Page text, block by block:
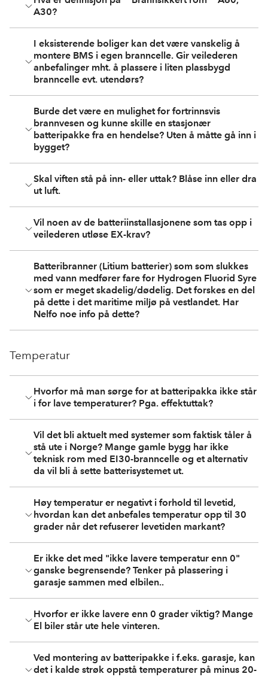
A30?
I eksisterende boliger kan det være vanskelig å
montere BMS i egen branncelle. Gir veilederen
anbefalinger mht. å plassere i liten plassbygd
branncelle evt. utendørs?
Burde det være en mulighet for fortrinnsvis
brannvesen og kunne skille en stasjonær
batteripakke fra en hendelse? Uten å måtte gå inn i
bygget?
Skal viften stå på inn- eller uttak? Blåse inn eller dra
ut luft.
Vil noen av de batteriinstallasjonene som tas opp i
veilederen utløse EX-krav?
Batteribranner (Litium batterier) som som slukkes
med vann medfører fare for Hydrogen Fluorid Syre
som er meget skadelig/dødelig. Det forskes en del
på dette i det maritime miljø på vestlandet. Har
Nelfo noe info på dette?
Temperatur
Hvorfor må man sørge for at batteripakka ikke står
i for lave temperaturer? Pga. effektuttak?
Vil det bli aktuelt med systemer som faktisk tåler å
stå ute i Norge? Mange gamle bygg har ikke
teknisk rom med EI30-branncelle og et alternativ
da vil bli å sette batterisystemet ut.
Høy temperatur er negativt i forhold til levetid,
hvordan kan det anbefales temperatur opp til 30
grader når det refuserer levetiden markant?
Er ikke det med "ikke lavere temperatur enn 0"
ganske begrensende? Tenker på plassering i
garasje sammen med elbilen..
Hvorfor er ikke lavere enn 0 grader viktig? Mange
El biler står ute hele vinteren.
Ved montering av batteripakke i f.eks. garasje, kan
det i kalde strøk oppstå temperaturer på minus 20-